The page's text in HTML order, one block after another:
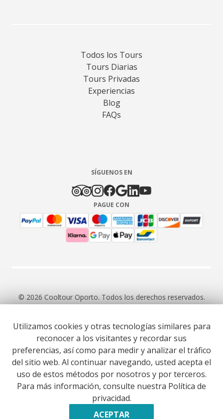
Todos los Tours
Tours Diarias
Tours Privadas
Experiencias
Blog
FAQs
SÍGUENOS EN
PAGUE CON
© 2026 Cooltour Oporto. Todos los derechos reservados.
RNAAT 309/2015RNAVT 7055
Website co-funded by European Union’s COSME - SMP
programme executed under project ST3ER - ref. 101121592
Desarrollado por
Utilizamos cookies y otras tecnologías similares para
reconocer a los visitantes y recordar sus
preferencias, así como para medir y analizar el tráfico
del sitio web. Al continuar navegando, usted acepta el
uso de estos métodos por nosotros y por terceros.
Para más información, consulte nuestra Política de
privacidad.
ACEPTAR